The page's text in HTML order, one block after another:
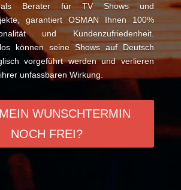
Berater für TV Shows und
garantiert OSMAN Ihnen 100%
und Kundenzufriedenheit.
können seine Shows auf Deutsch
vorgeführt werden und verlieren
unfassbaren Wirkung.
WUNSCHTERMIN
NOCH FREI?